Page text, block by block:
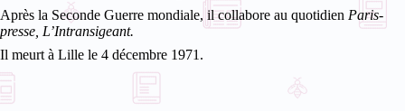
Après la Seconde Guerre mondiale, il collabore au quotidien Paris-
presse, L’Intransigeant.
Il meurt à Lille le 4 décembre 1971.